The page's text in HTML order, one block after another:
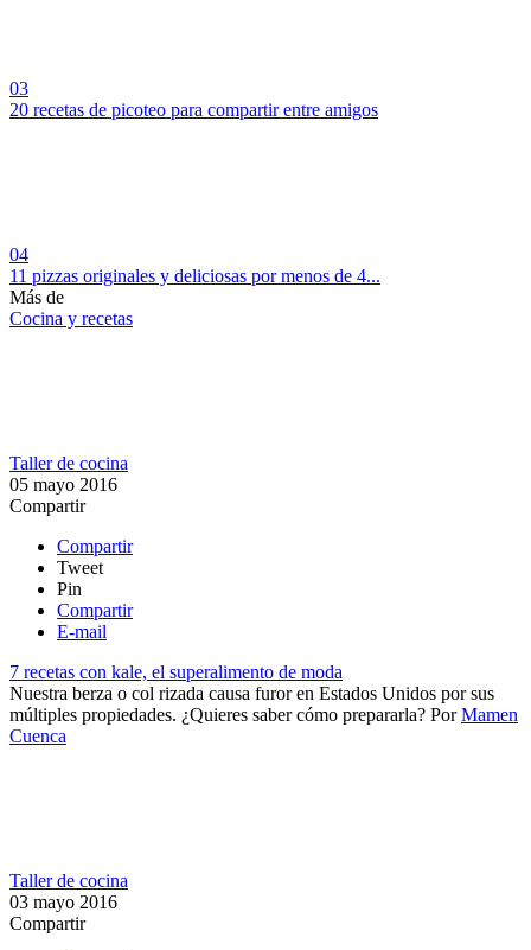
03
20 recetas de picoteo para compartir entre amigos
04
11 pizzas originales y deliciosas por menos de 4...
Más de
Cocina y recetas
Taller de cocina
05 mayo 2016
Compartir
Compartir
Tweet
Pin
Compartir
E-mail
7 recetas con kale, el superalimento de moda
Nuestra berza o col rizada causa furor en Estados Unidos por sus
múltiples propiedades. ¿Quieres saber cómo prepararla? PorMamen
Cuenca
Taller de cocina
03 mayo 2016
Compartir